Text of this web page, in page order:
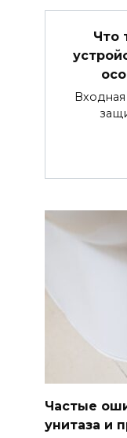
Что
Частые
унитаза и